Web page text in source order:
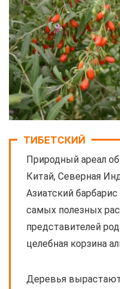
ТИБЕТСКИЙ
Природный ареал
Китай, Северная
Азиатский
самых полезных
представителей
целебная корзина
Деревья